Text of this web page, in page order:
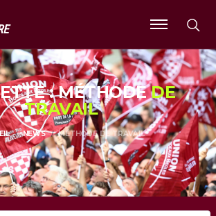
Ouvrir
le
menu
: MÉTHODEDE
TRAVAIL
NEWS MÉTHODE DE TRAVAIL